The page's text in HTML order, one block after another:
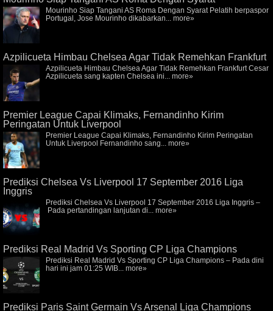
Mourinho Siap Tangani AS Roma Dengan Syarat Pelatih berpaspor
Portugal, Jose Mourinho dikabarkan... more»
Azpilicueta Himbau Chelsea Agar Tidak Remehkan Frankfurt
Azpilicueta Himbau Chelsea Agar Tidak Remehkan Frankfurt Cesar
Azpilicueta sang kapten Chelsea ini... more»
Premier League Capai Klimaks, Fernandinho Kirim
Peringatan Untuk Liverpool
Premier League Capai Klimaks, Fernandinho Kirim Peringatan
Untuk Liverpool Fernandinho sang... more»
Prediksi Chelsea Vs Liverpool 17 September 2016 Liga
Inggris
Prediksi Chelsea Vs Liverpool 17 September 2016 Liga Inggris –
Pada pertandingan lanjutan di... more»
Prediksi Real Madrid Vs Sporting CP Liga Champions
Prediksi Real Madrid Vs Sporting CP Liga Champions – Pada dini
hari ini jam 01:25 WIB... more»
Prediksi Paris Saint Germain Vs Arsenal Liga Champions